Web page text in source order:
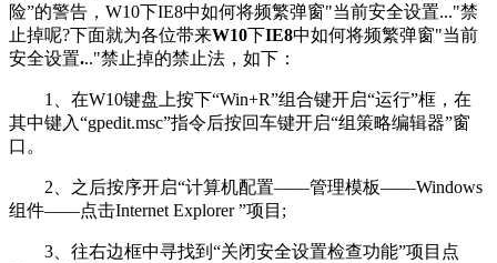
险”的警告，W10下IE8中如何将频繁弹窗"当前安全设置..."禁
止掉呢?下面就为各位带来W10下IE8中如何将频繁弹窗"当前
安全设置..."禁止掉的禁止法，如下：
1、在W10键盘上按下“Win+R”组合键开启“运行”框，在
其中键入“gpedit.msc”指令后按回车键开启“组策略编辑器”窗
口。
2、之后按序开启“计算机配置——管理模板——Windows
组件——点击Internet Explorer ”项目;
3、往右边框中寻找到“关闭安全设置检查功能”项目点